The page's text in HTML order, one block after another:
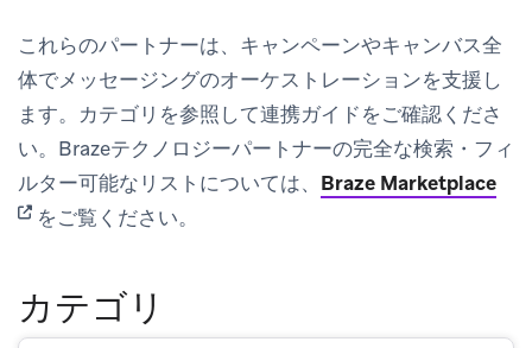
これらのパートナーは、キャンペーンやキャンバス全
体でメッセージングのオーケストレーションを支援し
ます。カテゴリを参照して連携ガイドをご確認くださ
い。Brazeテクノロジーパートナーの完全な検索・フィ
ルター可能なリストについては、 Braze Marketplace
をご覧ください。
カテゴリ